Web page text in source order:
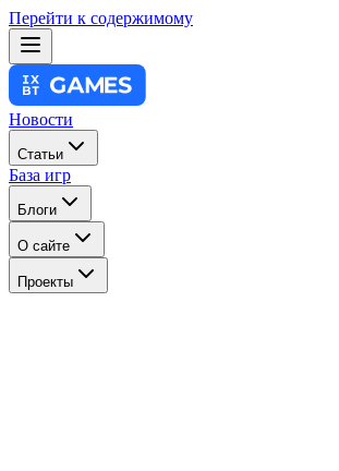
Перейти к содержимому
Новости
Статьи
База игр
Блоги
О сайте
Проекты